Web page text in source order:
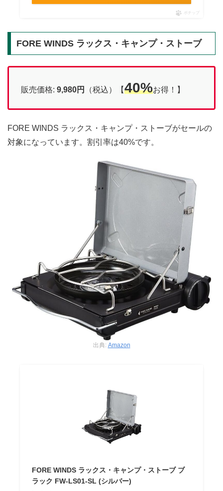
ポチップ
FORE WINDS ラックス・キャンプ・ストーブ
販売価格: 9,980円 （税込）【40%お得！】
FORE WINDS ラックス・キャンプ・ストーブがセールの
対象になっています。割引率は40%です。
出典: Amazon
FORE WINDS ラックス・キャンプ・ストーブ ブ
ラック FW-LS01-SL (シルバー)